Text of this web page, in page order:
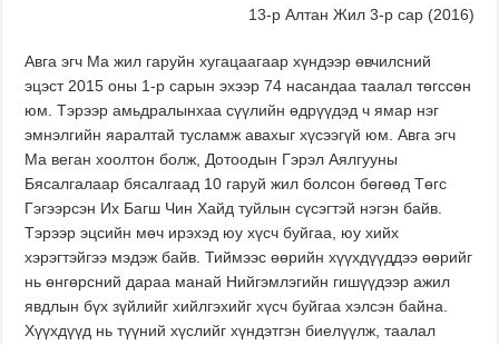
13-р Алтан Жил 3-р сар (2016)
Авга эгч Ма жил гаруйн хугацаагаар хүндээр өвчилсний
эцэст 2015 оны 1-р сарын эхээр 74 насандаа таалал төгссөн
юм. Тэрээр амьдралынхаа сүүлийн өдрүүдэд ч ямар нэг
эмнэлгийн яаралтай тусламж авахыг хүсээгүй юм. Авга эгч
Ма веган хоолтон болж, Дотоодын Гэрэл Аялгууны
Бясалгалаар бясалгаад 10 гаруй жил болсон бөгөөд Төгс
Гэгээрсэн Их Багш Чин Хайд туйлын сүсэгтэй нэгэн байв.
Тэрээр эцсийн мөч ирэхэд юу хүсч буйгаа, юу хийх
хэрэгтэйгээ мэдэж байв. Тиймээс өөрийн хүүхдүүддээ өөрийг
нь өнгөрсний дараа манай Нийгэмлэгийн гишүүдээр ажил
явдлын бүх зүйлийг хийлгэхийг хүсч буйгаа хэлсэн байна.
Хүүхдүүд нь түүний хүслийг хүндэтгэн биелүүлж, таалал